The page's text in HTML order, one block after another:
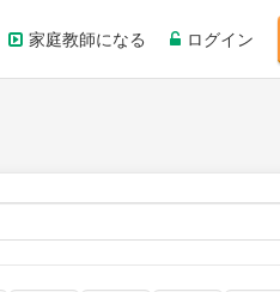
家庭教師になる ログイン